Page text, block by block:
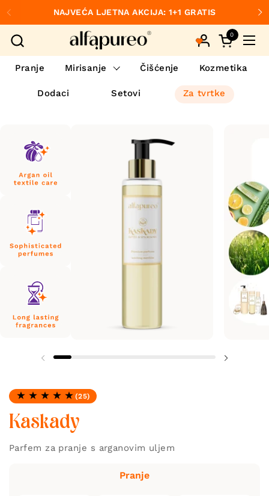
Preskoči na sadržaj
Prethodno
NAJVEĆA LJETNA AKCIJA: 1+1 GRATIS
Otvori
0
Pranje Mirisanje Čišćenje Kozmetika
Dodaci Setovi Za tvrtke
Ocjena: 4.96 od 5
(25)
Kaskady
Parfem za pranje s arganovim uljem
Pranje